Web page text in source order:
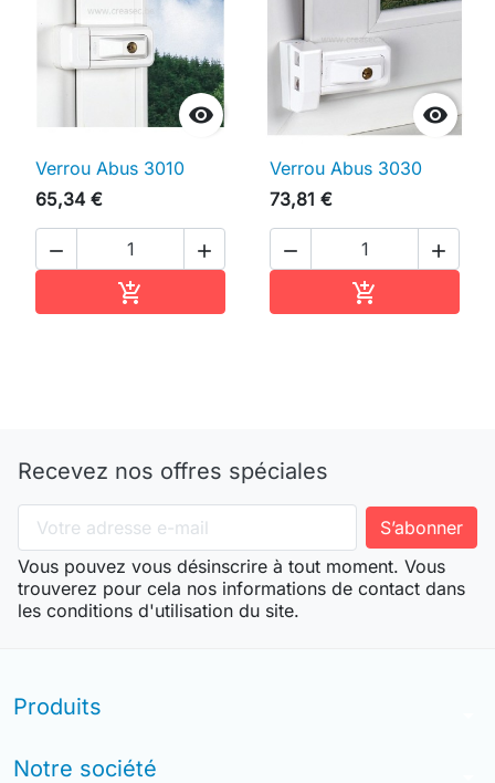

Verrou Abus 3010
65,34 €
 


Verrou Abus 3030
73,81 €
 

Recevez nos offres spéciales
Vous pouvez vous désinscrire à tout moment. Vous
trouverez pour cela nos informations de contact dans
les conditions d'utilisation du site.
Produits
Notre société